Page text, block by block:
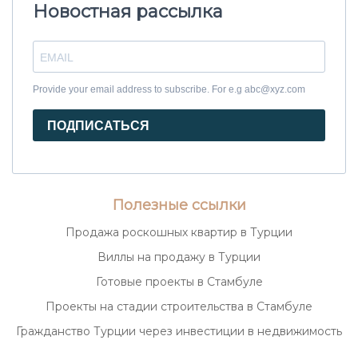
Новостная рассылка
Provide your email address to subscribe. For e.g abc@xyz.com
ПОДПИСАТЬСЯ
Полезные ссылки
Продажа роскошных квартир в Турции
Виллы на продажу в Турции
Готовые проекты в Стамбуле
Проекты на стадии строительства в Стамбуле
Гражданство Турции через инвестиции в недвижимость